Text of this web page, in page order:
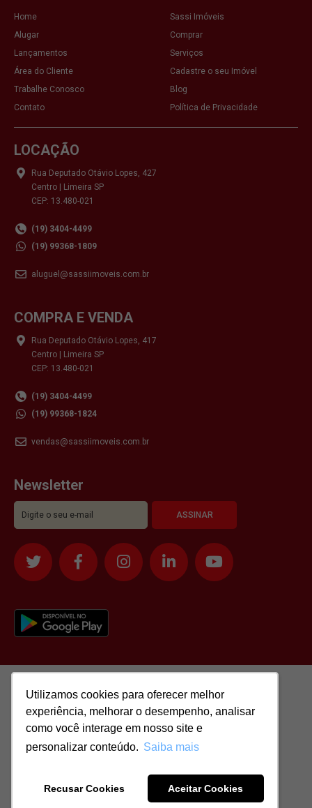
Utilizamos cookies para oferecer melhor
experiência, melhorar o desempenho, analisar
como você interage em nosso site e
personalizar conteúdo. Saiba mais
Recusar Cookies Aceitar Cookies
Utilizamos cookies para oferecer melhor
experiência, melhorar o desempenho, analisar
como você interage em nosso site e
personalizar conteúdo. Saiba mais
Recusar Cookies Aceitar Cookies
Home
Sassi Imóveis
Alugar
Comprar
Lançamentos
Serviços
Área do Cliente
Cadastre o seu Imóvel
Trabalhe Conosco
Blog
Contato
Política de Privacidade
LOCAÇÃO
Rua Deputado Otávio Lopes, 427
Centro | Limeira SP
CEP: 13.480-021
(19) 3404-4499
(19) 99368-1809
aluguel@sassiimoveis.com.br
COMPRA E VENDA
Rua Deputado Otávio Lopes, 417
Centro | Limeira SP
CEP: 13.480-021
(19) 3404-4499
(19) 99368-1824
vendas@sassiimoveis.com.br
Newsletter
51.417.293/0001-48 | CRECI: J-04970/1